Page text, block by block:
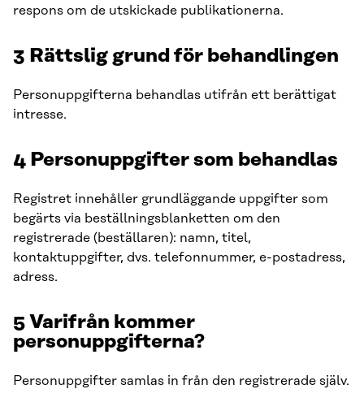
respons om de utskickade publikationerna.
3 Rättslig grund för behandlingen
Personuppgifterna behandlas utifrån ett berättigat
intresse.
4 Personuppgifter som behandlas
Registret innehåller grundläggande uppgifter som
begärts via beställningsblanketten om den
registrerade (beställaren): namn, titel,
kontaktuppgifter, dvs. telefonnummer, e-postadress,
adress.
5 Varifrån kommer
personuppgifterna?
Personuppgifter samlas in från den registrerade själv.